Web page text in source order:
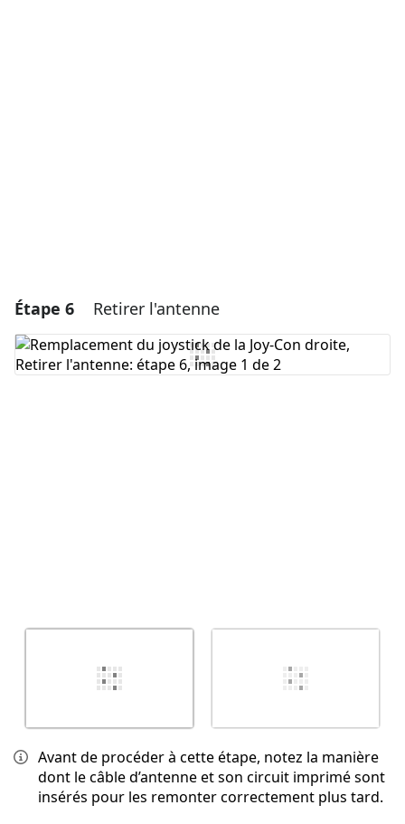
Étape 6 Retirer l'antenne
Avant de procéder à cette étape, notez la manière
dont le câble d’antenne et son circuit imprimé sont
insérés pour les remonter correctement plus tard.